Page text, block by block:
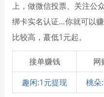
上，做微信投票、关注公
绑卡实名认证…你就可以
比较高，蕞低1元起。
接单赚钱 网
趣闲:1元提现
桃朵